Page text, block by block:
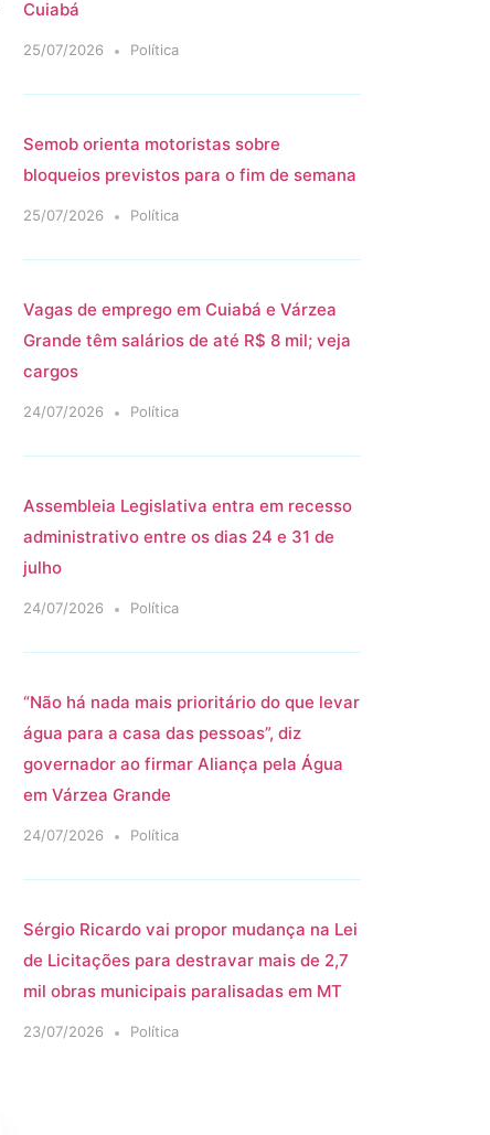
Cuiabá
25/07/2026 Política
Semob orienta motoristas sobre
bloqueios previstos para o fim de semana
25/07/2026 Política
Vagas de emprego em Cuiabá e Várzea
Grande têm salários de até R$ 8 mil; veja
cargos
24/07/2026 Política
Assembleia Legislativa entra em recesso
administrativo entre os dias 24 e 31 de
julho
24/07/2026 Política
“Não há nada mais prioritário do que levar
água para a casa das pessoas”, diz
governador ao firmar Aliança pela Água
em Várzea Grande
24/07/2026 Política
Sérgio Ricardo vai propor mudança na Lei
de Licitações para destravar mais de 2,7
mil obras municipais paralisadas em MT
23/07/2026 Política